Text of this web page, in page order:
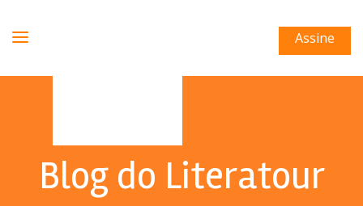
Assine
Blog do Literatour